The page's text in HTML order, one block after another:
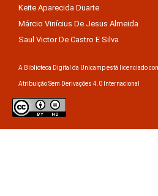
Keite Aparecida Duarte
Márcio Vinícius De Jesus Almeida
Saul Victor De Castro E Silva
A Biblioteca Digital da Unicamp está licenciado
Atribuição Sem Derivações 4.0 Internacional